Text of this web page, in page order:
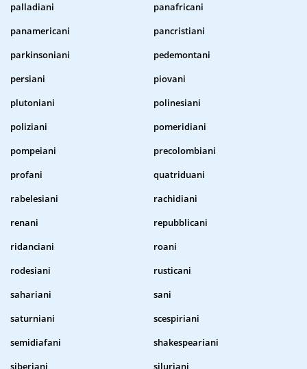
palladiani
panafricani
panamericani
pancristiani
parkinsoniani
pedemontani
persiani
piovani
plutoniani
polinesiani
poliziani
pomeridiani
pompeiani
precolombiani
profani
quatriduani
rabelesiani
rachidiani
renani
repubblicani
ridanciani
roani
rodesiani
rusticani
sahariani
sani
saturniani
scespiriani
semidiafani
shakespeariani
siberiani
siluriani